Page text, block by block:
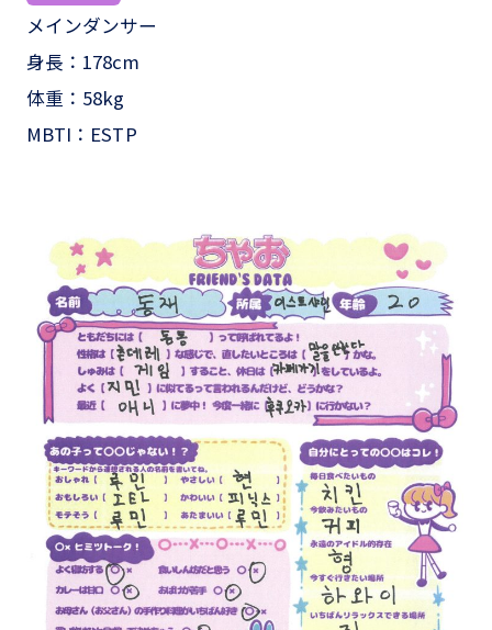
メインダンサー
身長：178cm
体重：58kg
MBTI：ESTP